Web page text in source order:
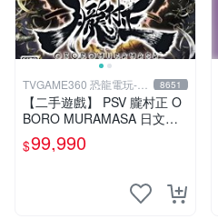
TVGAME360 恐龍電玩-台
中店
8651
【二手遊戲】 PSV 朧村正 O
BORO MURAMASA 日文版
【台中恐龍電玩】
$99,990